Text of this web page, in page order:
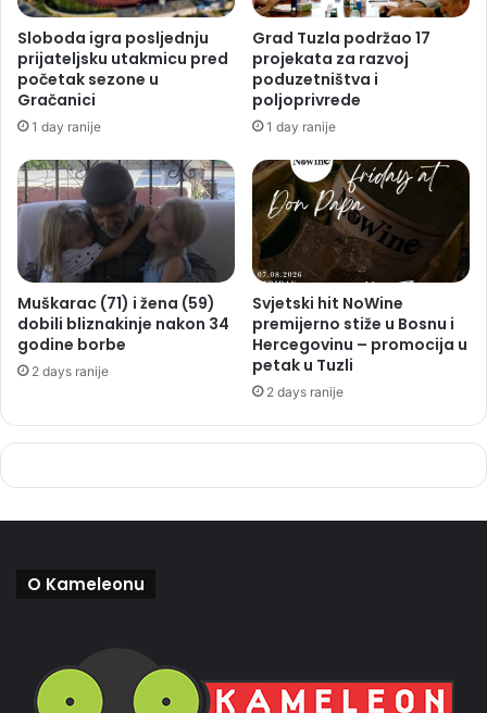
Sloboda igra posljednju
prijateljsku utakmicu pred
početak sezone u
Gračanici
1 day ranije
Grad Tuzla podržao 17
projekata za razvoj
poduzetništva i
poljoprivrede
1 day ranije
Muškarac (71) i žena (59)
dobili bliznakinje nakon 34
godine borbe
2 days ranije
Svjetski hit NoWine
premijerno stiže u Bosnu i
Hercegovinu – promocija u
petak u Tuzli
2 days ranije
O Kameleonu